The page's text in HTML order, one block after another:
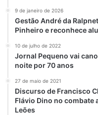
Justiça, amor e
caridade…
19 de abril de 2023
Em busca de
respostas!
26 de março de 2023
Em "ARTIGO"
9 de janeiro de 2026
Gestão André da
Pinheiro e reconhece
10 de julho de 2022
Jornal Pequeno vai
noite por 70 anos
27 de maio de 2021
Discurso de Francisco
Flávio Dino no combate
Leões